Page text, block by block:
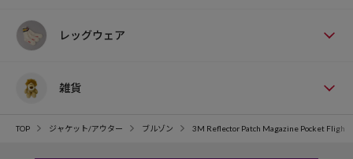
レッグウェア
雑貨
TOP ジャケット/アウター ブルゾン 3M Reflector Patch Magazine Pocket Flight